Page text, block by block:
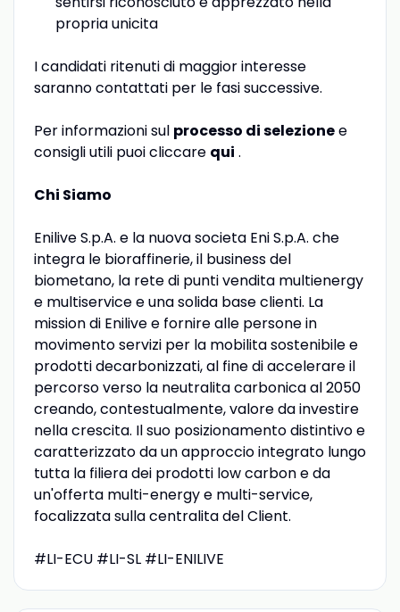
propria unicita
I candidati ritenuti di maggior interesse
saranno contattati per le fasi successive.
Per informazioni sul processo di selezionee
consigli utili puoi cliccare qui .
Chi Siamo
Enilive S.p.A. e la nuova societa Eni S.p.A. che
integra le bioraffinerie, il business del
biometano, la rete di punti vendita multienergy
e multiservice e una solida base clienti. La
mission di Enilive e fornire alle persone in
movimento servizi per la mobilita sostenibile e
prodotti decarbonizzati, al fine di accelerare il
percorso verso la neutralita carbonica al 2050
creando, contestualmente, valore da investire
nella crescita. Il suo posizionamento distintivo e
caratterizzato da un approccio integrato lungo
tutta la filiera dei prodotti low carbon e da
un'offerta multi-energy e multi-service,
focalizzata sulla centralita del Client.
#LI-ECU #LI-SL #LI-ENILIVE